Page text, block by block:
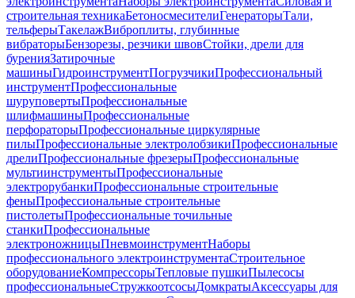
строительная техникаБетоносмесителиГенераторыТали,
тельферыТакелажВиброплиты, глубинные
вибраторыБензорезы, резчики швовСтойки, дрели для
буренияЗатирочные
машиныГидроинструментПогрузчикиПрофессиональный
инструментПрофессиональные
шуруповертыПрофессиональные
шлифмашиныПрофессиональные
перфораторыПрофессиональные циркулярные
пилыПрофессиональные электролобзикиПрофессиональные
дрелиПрофессиональные фрезерыПрофессиональные
мультиинструментыПрофессиональные
электрорубанкиПрофессиональные строительные
феныПрофессиональные строительные
пистолетыПрофессиональные точильные
станкиПрофессиональные
электроножницыПневмоинструментНаборы
профессионального электроинструментаСтроительное
оборудованиеКомпрессорыТепловые пушкиПылесосы
профессиональныеСтружкоотсосыДомкратыАксессуары для